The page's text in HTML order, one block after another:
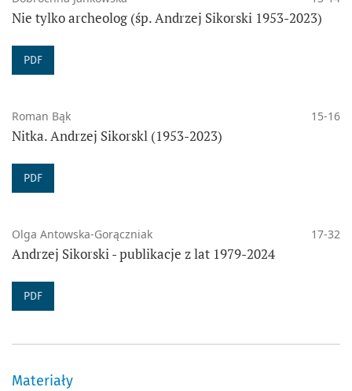
Nie tylko archeolog (śp. Andrzej Sikorski 1953-2023)
PDF
Roman Bąk 15-16
Nitka. Andrzej Sikorskl (1953-2023)
PDF
Olga Antowska-Gorączniak 17-32
Andrzej Sikorski - publikacje z lat 1979-2024
PDF
Materiały